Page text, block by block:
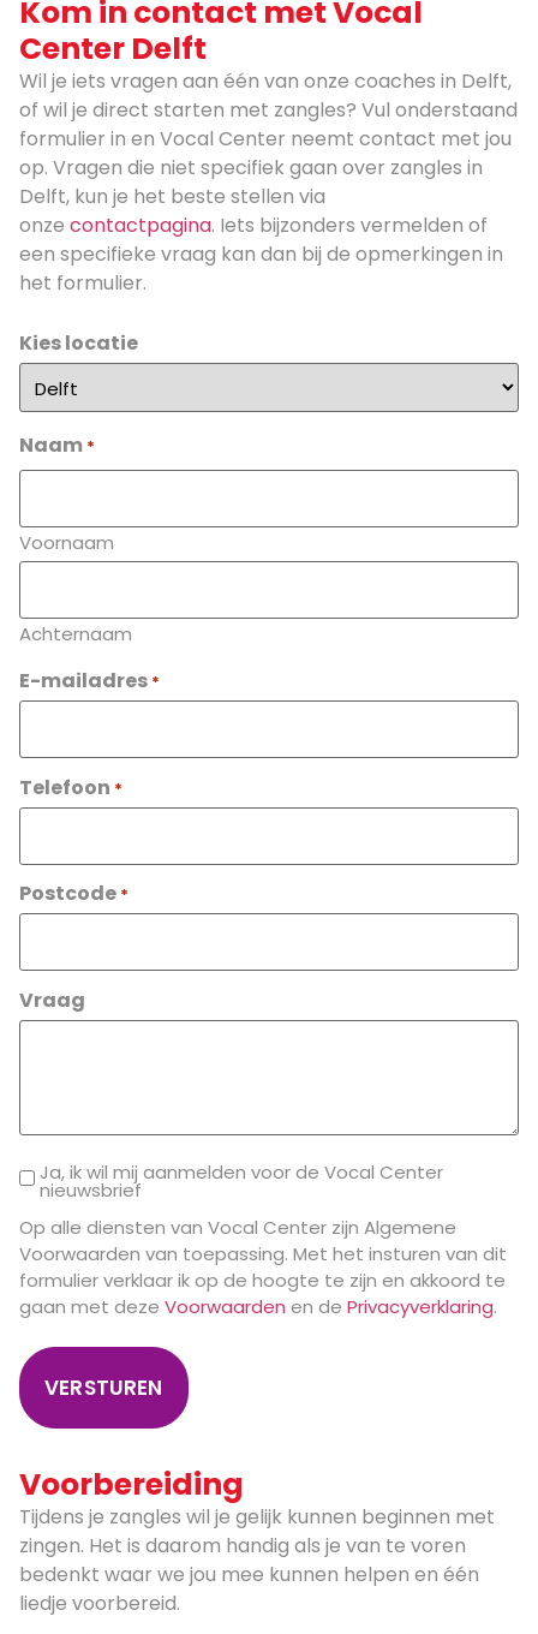
Kom in contact met Vocal
Center Delft
Wil je iets vragen aan één van onze coaches in Delft,
of wil je direct starten met zangles? Vul onderstaand
formulier in en Vocal Center neemt contact met jou
op. Vragen die niet specifiek gaan over zangles in
Delft, kun je het beste stellen via
onze contactpagina. Iets bijzonders vermelden of
een specifieke vraag kan dan bij de opmerkingen in
het formulier.
Kies locatie
Naam *
Voornaam
Achternaam
E-mailadres *
Telefoon *
Postcode *
Vraag
Ja, ik wil mij aanmelden voor de Vocal Center
nieuwsbrief
Op alle diensten van Vocal Center zijn Algemene
Voorwaarden van toepassing. Met het insturen van dit
formulier verklaar ik op de hoogte te zijn en akkoord te
gaan met deze Voorwaarden en de Privacyverklaring.
Voorbereiding
Tijdens je zangles wil je gelijk kunnen beginnen met
zingen. Het is daarom handig als je van te voren
bedenkt waar we jou mee kunnen helpen en één
liedje voorbereid.